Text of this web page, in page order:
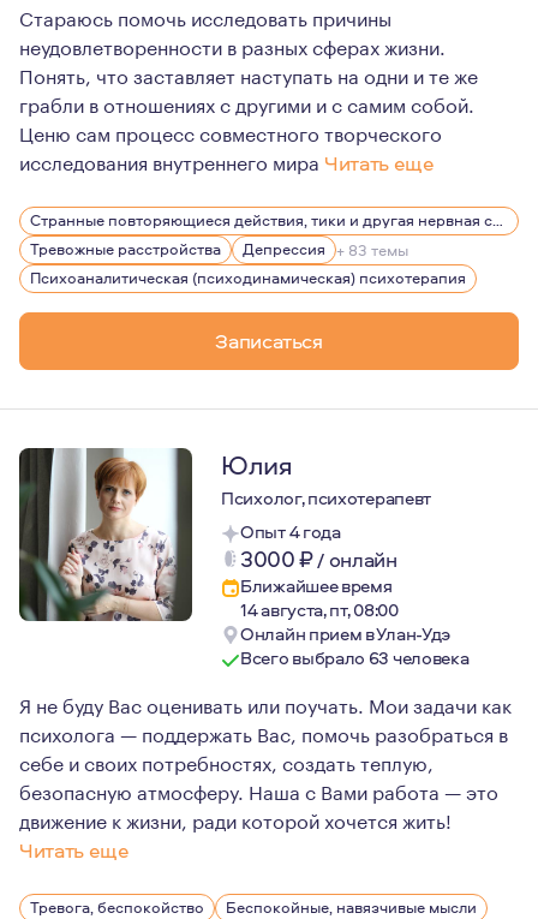
Стараюсь помочь исследовать причины
неудовлетворенности в разных сферах жизни.
Понять, что заставляет наступать на одни и те же
грабли в отношениях с другими и с самим собой.
Ценю сам процесс совместного творческого
исследования внутреннего мира Читать еще
Имея опыт длительной личной психотерапии, я
Странные повторяющиеся действия, тики и другая нервная симптоматика
Тревожные расстройства
Депрессия + 83 темы
Психоаналитическая (психодинамическая) психотерапия
Записаться
Юлия
Психолог, психотерапевт
Опыт 4 года
3000₽/ онлайн
Ближайшее время
14 августа, пт, 08:00
Онлайн прием в Улан-Удэ
Всего выбрало 63 человека
Я не буду Вас оценивать или поучать. Мои задачи как
психолога — поддержать Вас, помочь разобраться в
себе и своих потребностях, создать теплую,
безопасную атмосферу. Наша с Вами работа — это
движение к жизни, ради которой хочется жить!
Читать еще
Я практикующий психолог, КПТ и схематерапевт,
Тревога, беспокойство
Беспокойные, навязчивые мысли